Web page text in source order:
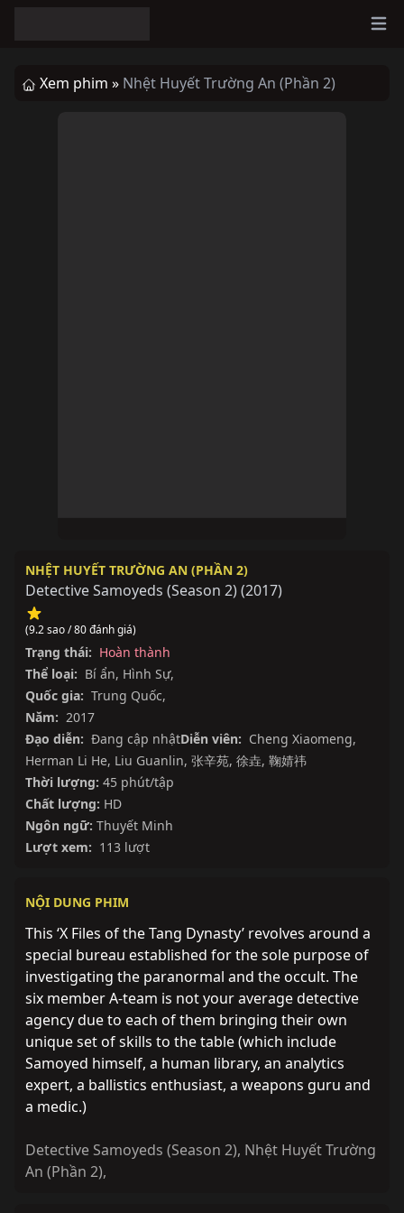
Xem phim » Nhệt Huyết Trường An (Phần 2)
NHỆT HUYẾT TRƯỜNG AN (PHẦN 2)
Detective Samoyeds (Season 2)(2017)
(9.2 sao / 80 đánh giá)
Trạng thái: Hoàn thành
Thể loại: Bí ẩn, Hình Sự,
Quốc gia: Trung Quốc,
Năm: 2017
Đạo diễn: Đang cập nhậtDiễn viên: Cheng Xiaomeng,
Herman Li He, Liu Guanlin, 张辛苑, 徐垚, 鞠婧祎
Thời lượng: 45 phút/tập
Chất lượng: HD
Ngôn ngữ: Thuyết Minh
Lượt xem: 113 lượt
NỘI DUNG PHIM
This ‘X Files of the Tang Dynasty’ revolves around a
special bureau established for the sole purpose of
investigating the paranormal and the occult. The
six member A-team is not your average detective
agency due to each of them bringing their own
unique set of skills to the table (which include
Samoyed himself, a human library, an analytics
expert, a ballistics enthusiast, a weapons guru and
a medic.)
Detective Samoyeds (Season 2), Nhệt Huyết Trường
An (Phần 2),